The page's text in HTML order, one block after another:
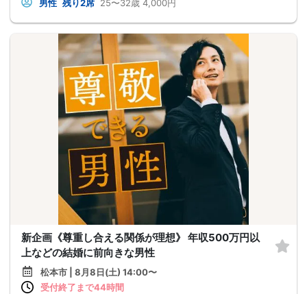
男性 残り2席 25〜32歳 4,000円
新企画《尊重し合える関係が理想》 年収500万円以
上などの結婚に前向きな男性
松本市 | 8月8日(土) 14:00〜
受付終了まで44時間